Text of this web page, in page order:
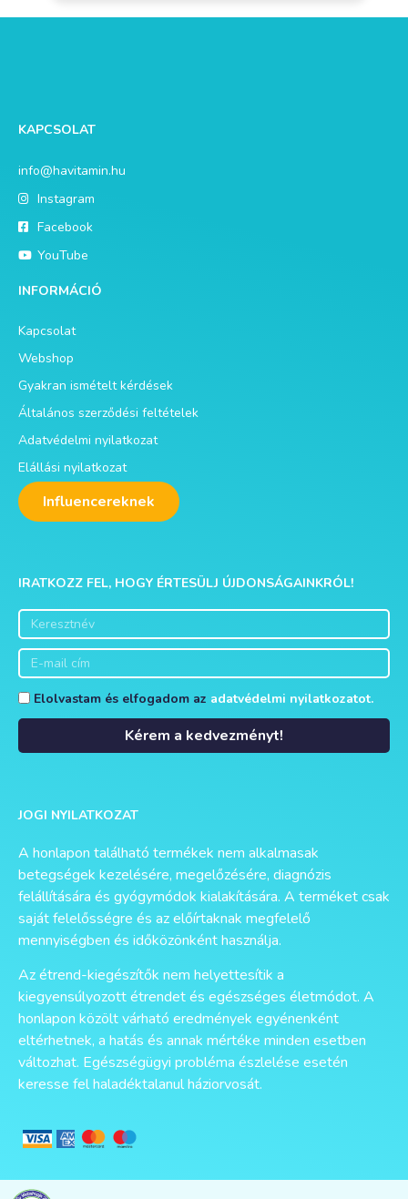
KAPCSOLAT
info@havitamin.hu
Instagram
Facebook
YouTube
INFORMÁCIÓ
Kapcsolat
Webshop
Gyakran ismételt kérdések
Általános szerződési feltételek
Adatvédelmi nyilatkozat
Elállási nyilatkozat
Influencereknek
IRATKOZZ FEL, HOGY ÉRTESÜLJ ÚJDONSÁGAINKRÓL!
Elolvastam és elfogadom az adatvédelmi nyilatkozatot.
Kérem a kedvezményt!
JOGI NYILATKOZAT
A honlapon található termékek nem alkalmasak
betegségek kezelésére, megelőzésére, diagnózis
felállítására és gyógymódok kialakítására. A terméket csak
saját felelősségre és az előírtaknak megfelelő
mennyiségben és időközönként használja.
Az étrend-kiegészítők nem helyettesítik a
kiegyensúlyozott étrendet és egészséges életmódot. A
honlapon közölt várható eredmények egyénenként
eltérhetnek, a hatás és annak mértéke minden esetben
változhat. Egészségügyi probléma észlelése esetén
keresse fel haladéktalanul háziorvosát.